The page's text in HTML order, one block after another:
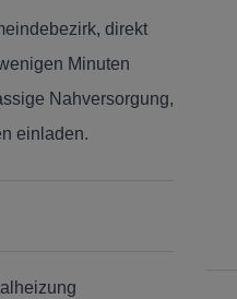
direkt
Minuten
Nahversorgung,
einladen.